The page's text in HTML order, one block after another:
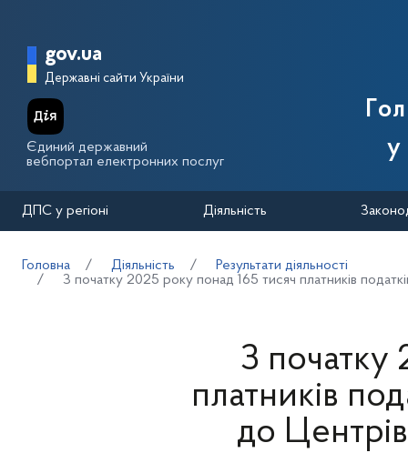
Головна сторінка Державної
gov.ua
Державні сайти України
Єдиний державний
вебпортал електронних послуг
у
ДПС у регіоні Діяльність
Головна Діяльність
Результати діяльності
З початку 2025 року понад 165 тисяч платників
З початку
платників
до